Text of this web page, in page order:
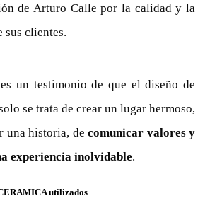
de Arturo Calle por la calidad y la
sus clientes.
un testimonio de que el diseño de
se trata de crear un lugar hermoso,
una historia, de comunicar valores y
experiencia inolvidable.
utilizados